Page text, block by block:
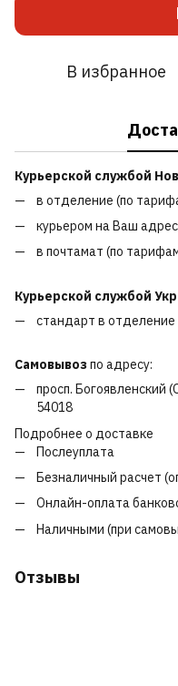
В избранное
Курьерской службой
в отделение (по
курьером на Ваш
в почтамат (по
Курьерской службой
стандарт в
Самовывозпо адресу:
просп. Богоявленский
54018
Подробнее о доставке
Послеуплата
Безналичный расчет
Онлайн-оплата
Наличными (при
Отзывы